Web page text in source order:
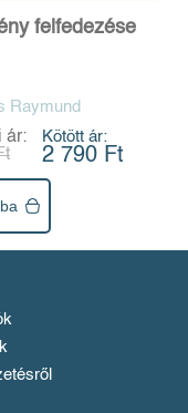
felfedezése
Raymund
ár:
Kötött ár:
2 790 Ft